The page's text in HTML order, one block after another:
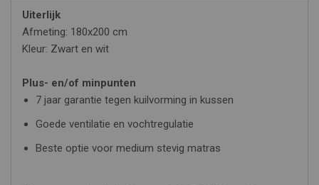
Uiterlijk
Afmeting: 180x200 cm
Kleur: Zwart en wit
Plus- en/of minpunten
7 jaar garantie tegen kuilvorming in kussen
Goede ventilatie en vochtregulatie
Beste optie voor medium stevig matras